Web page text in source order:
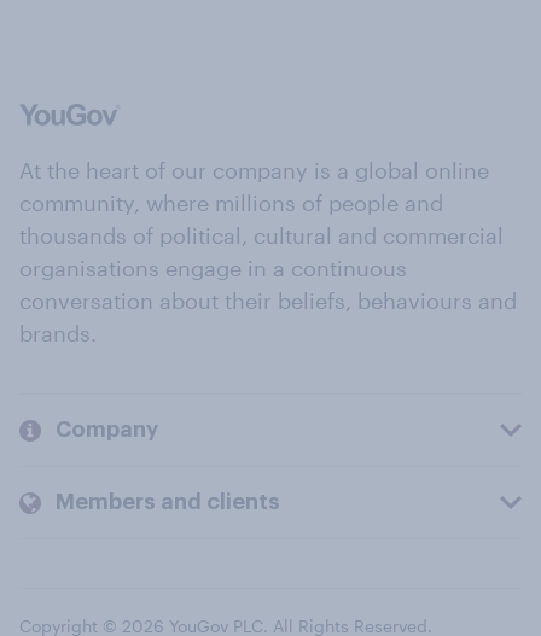
At the heart of our company is a global online
community, where millions of people and
thousands of political, cultural and commercial
organisations engage in a continuous
conversation about their beliefs, behaviours and
brands.
Company
Members and clients
Copyright © 2026 YouGov PLC. All Rights Reserved.